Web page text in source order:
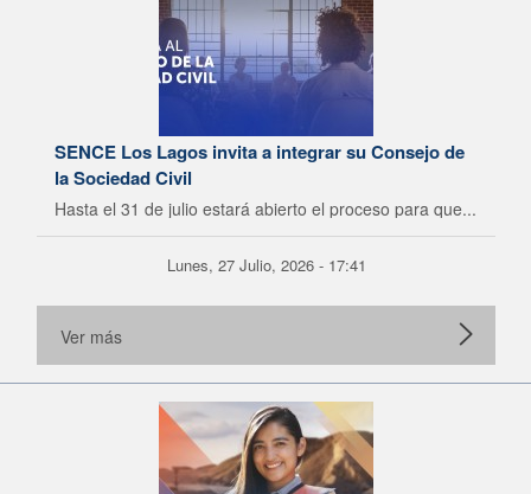
SENCE Los Lagos invita a integrar su Consejo de
la Sociedad Civil
Hasta el 31 de julio estará abierto el proceso para que...
Lunes, 27 Julio, 2026 - 17:41
Ver más